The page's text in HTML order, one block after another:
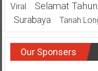
Viral
Selamat
Surabaya
Tanah
Our Sponsers